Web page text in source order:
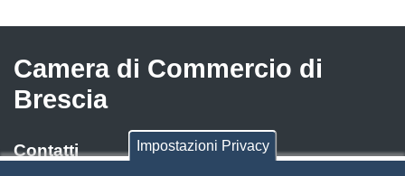
Camera di Commercio di
Brescia
Contatti Impostazioni Privacy